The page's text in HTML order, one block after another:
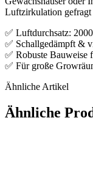
Luftzirkulation gefragt
✅ Luftdurchsatz:
✅ Schallgedämpft &
✅ Robuste Bauweise
✅ Für große
Ähnliche Artikel
Ähnliche